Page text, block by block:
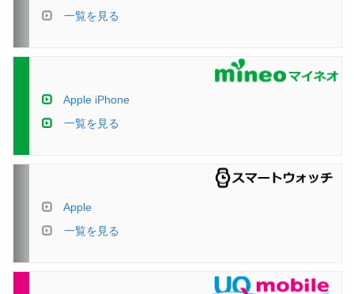
一覧を見る
Apple iPhone
一覧を見る
Apple
一覧を見る